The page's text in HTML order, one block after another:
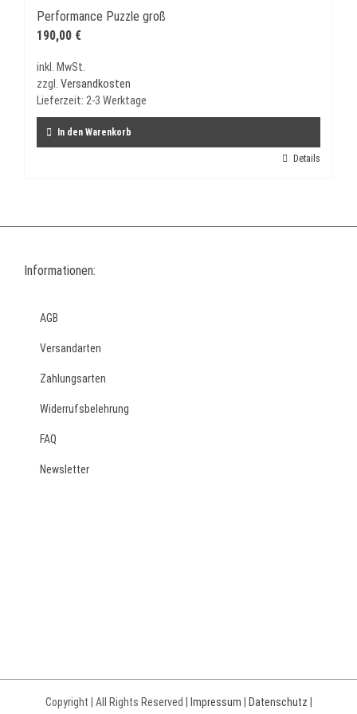
Performance Puzzle groß
190,00 €
inkl. MwSt.
zzgl. Versandkosten
Lieferzeit: 2-3 Werktage
In den Warenkorb
Details
Informationen:
AGB
Versandarten
Zahlungsarten
Widerrufsbelehrung
FAQ
Newsletter
Copyright | All Rights Reserved | Impressum Datenschutz